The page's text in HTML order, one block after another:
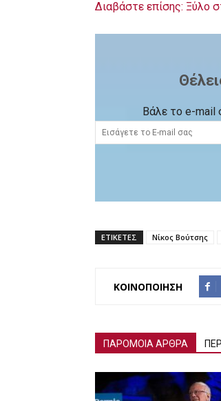
Διαβάστε επίσης: Ξύλο
Βάλε το e-mail
ΕΤΙΚΕΤΕΣ Νίκος Βούτσης
ΚΟΙΝΟΠΟΙΗΣΗ
ΠΑΡΟΜΟΙΑ ΑΡΘΡΑ